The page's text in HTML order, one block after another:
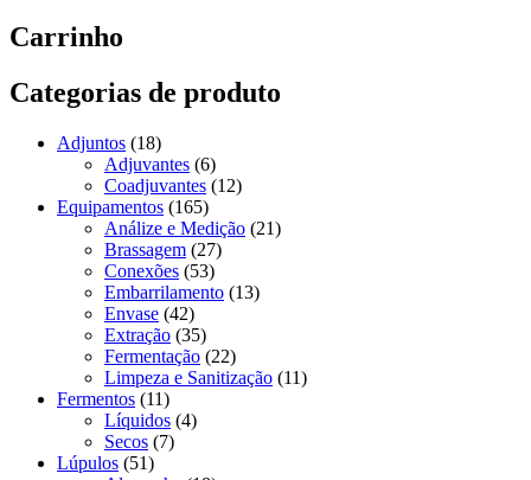
Carrinho
Categorias de produto
Adjuntos (18)
Adjuvantes (6)
Coadjuvantes (12)
Equipamentos (165)
Análize e Medição (21)
Brassagem (27)
Conexões (53)
Embarrilamento (13)
Envase (42)
Extração (35)
Fermentação (22)
Limpeza e Sanitização (11)
Fermentos (11)
Líquidos (4)
Secos (7)
Lúpulos (51)